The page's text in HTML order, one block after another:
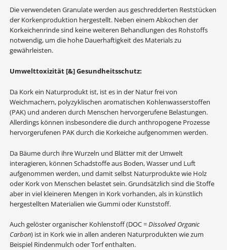
Die verwendeten Granulate werden aus geschredderten Reststücken
der Korkenproduktion hergestellt. Neben einem Abkochen der
Korkeichenrinde sind keine weiteren Behandlungen des Rohstoffs
notwendig, um die hohe Dauerhaftigkeit des Materials zu
gewährleisten.
Umwelttoxizität [&] Gesundheitsschutz:
Da Kork ein Naturprodukt ist, ist es in der Natur frei von
Weichmachern, polyzyklischen aromatischen Kohlenwasserstoffen
(PAK) und anderen durch Menschen hervorgerufene Belastungen.
Allerdings können insbesondere die durch anthropogene Prozesse
hervorgerufenen PAK durch die Korkeiche aufgenommen werden.
Da Bäume durch ihre Wurzeln und Blätter mit der Umwelt
interagieren, können Schadstoffe aus Boden, Wasser und Luft
aufgenommen werden, und damit selbst Naturprodukte wie Holz
oder Kork von Menschen belastet sein. Grundsätzlich sind die Stoffe
aber in viel kleineren Mengen in Kork vorhanden, als in künstlich
hergestellten Materialien wie Gummi oder Kunststoff.
Auch gelöster organischer Kohlenstoff (DOC =Dissolved Organic
Carbon) ist in Kork wie in allen anderen Naturprodukten wie zum
Beispiel Rindenmulch oder Torf enthalten.